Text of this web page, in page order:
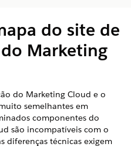
do site de
Marketing
do Marketing Cloud e o
semelhantes em
componentes do
são incompatíveis com o
diferenças técnicas exigem